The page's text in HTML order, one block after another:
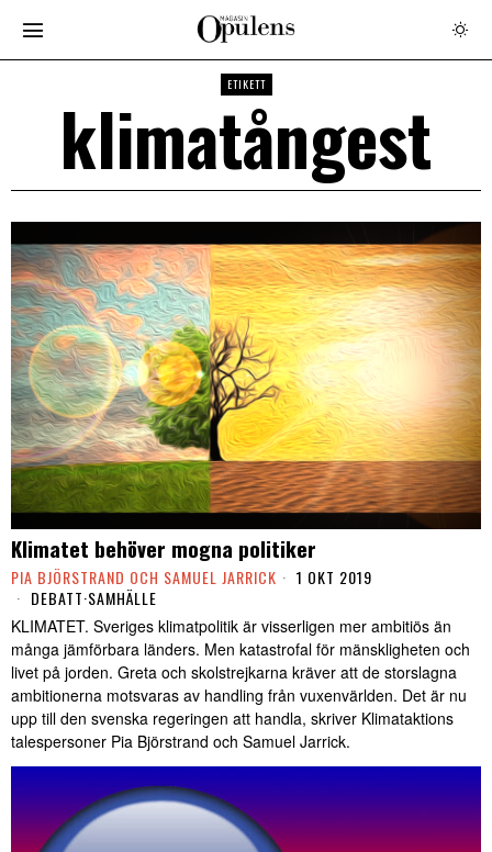
ETIKETT
klimatångest
Klimatet behöver mogna politiker
PIA BJÖRSTRAND OCH SAMUEL JARRICK
1 OKT 2019
DEBATT·SAMHÄLLE
KLIMATET. Sveriges klimatpolitik är visserligen mer ambitiös än
många jämförbara länders. Men katastrofal för mänskligheten och
livet på jorden. Greta och skolstrejkarna kräver att de storslagna
ambitionerna motsvaras av handling från vuxenvärlden. Det är nu
upp till den svenska regeringen att handla, skriver Klimataktions
talespersoner Pia Björstrand och Samuel Jarrick.